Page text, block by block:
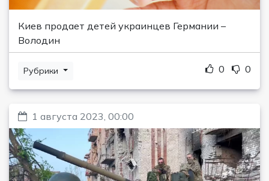
Киев продает детей украинцев Германии –
Володин
Рубрики 0 0
1 августа 2023, 00:00